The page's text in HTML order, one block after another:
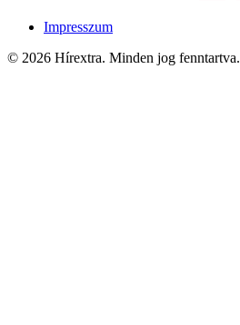
Impresszum
© 2026 Hírextra. Minden jog fenntartva.